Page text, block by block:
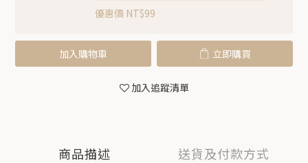
優惠價 NT$99
加入購物車 立即購買
加入追蹤清單
商品描述 送貨及付款方式